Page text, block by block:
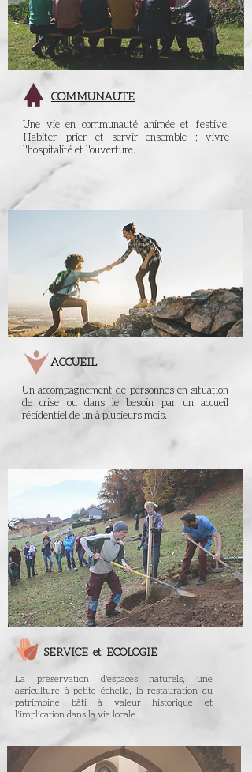
COMMUNAUTE
Une vie en communauté animée et festive.
Habiter, prier et servir ensemble ; vivre
l'hospitalité et l'ouverture.
ACCUEIL
Un accompagnement de personnes en situation
de crise ou dans le besoin par un accueil
résidentiel de un à plusieurs mois.
SERVICE et ECOLOGIE
La préservation d'espaces naturels, une
agriculture à petite échelle, la restauration du
patrimoine bâti à valeur historique et
l'implication dans la vie locale.